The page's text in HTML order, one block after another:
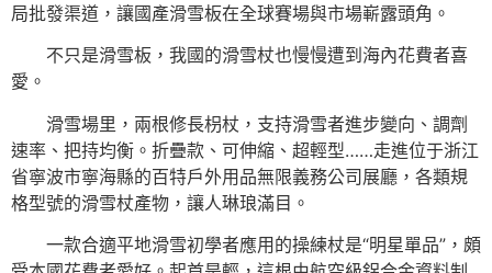
局批發渠道，讓國產滑雪板在全球賽場與市場嶄露頭角。
不只是滑雪板，我國的滑雪杖也慢慢遭到海內花費者喜
愛。
滑雪場里，兩根修長枴杖，支持滑雪者進步變向、調劑
速率、把持均衡。折疊款、可伸縮、超輕型……走進位于浙江
省寧波市寧海縣的百特戶外用品無限義務公司展廳，各類規
格型號的滑雪杖產物，讓人琳琅滿目。
一款合適平地滑雪初學者應用的操練杖是“明星單品”，頗